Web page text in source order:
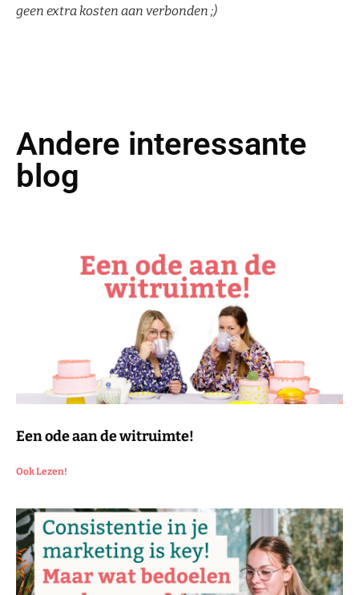
geen extra kosten aan verbonden ;)
Andere interessante
blog
Een ode aan de witruimte!
Ook Lezen!